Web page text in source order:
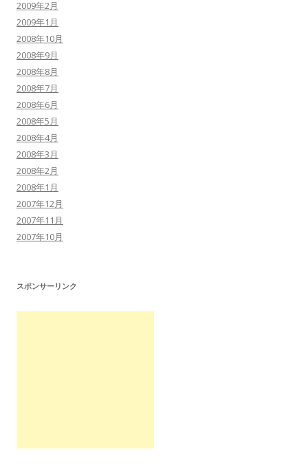
2009年2月
2009年1月
2008年10月
2008年9月
2008年8月
2008年7月
2008年6月
2008年5月
2008年4月
2008年3月
2008年2月
2008年1月
2007年12月
2007年11月
2007年10月
スポンサーリンク